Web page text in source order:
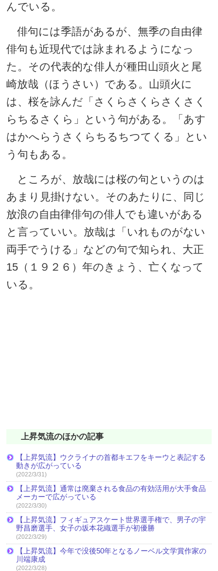
んでいる。
俳句には季語があるが、無季の自由律
俳句も近現代では詠まれるようになっ
た。その代表的な俳人が種田山頭火と尾
崎放哉（ほうさい）である。山頭火に
は、桜を詠んだ「さくらさくらさくさく
らちるさくら」という句がある。「あす
はかへらうさくらちるちつてくる」とい
う句もある。
ところが、放哉には桜の句というのは
あまり見掛けない。そのあたりに、同じ
放浪の自由律俳句の俳人でも違いがある
と言っていい。放哉は「いれものがない
両手でうける」などの句で知られ、大正
15（１９２６）年のきょう、亡くなって
いる。
上昇気流のほかの記事
【上昇気流】ウクライナの首都キエフをキーウと表記する
動きが広がっている
(2022/3/31)
【上昇気流】通常は廃棄される食品の有効活用が大手食品
メーカーで広がっている
(2022/3/30)
【上昇気流】フィギュアスケート世界選手権で、男子の宇
野昌磨選手、女子の坂本花織選手が初優勝
(2022/3/29)
【上昇気流】今年で没後50年となるノーベル文学賞作家の
川端康成
(2022/3/28)